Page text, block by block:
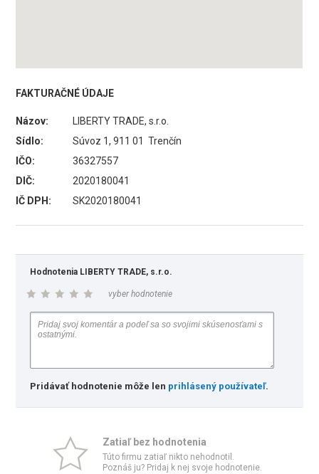
FAKTURAČNÉ ÚDAJE
Názov:
LIBERTY TRADE, s.r.o.
Sídlo:
Súvoz 1, 911 01 Trenčín
IČO:
36327557
DIČ:
2020180041
IČ DPH:
SK2020180041
Hodnotenia LIBERTY TRADE, s.r.o.
vyber hodnotenie
Pridávať hodnotenie môže len prihlásený používateľ.
Zatiaľ bez hodnotenia
Túto firmu zatiaľ nikto nehodnotil.
Poznáš ju? Pridaj k nej svoje hodnotenie.